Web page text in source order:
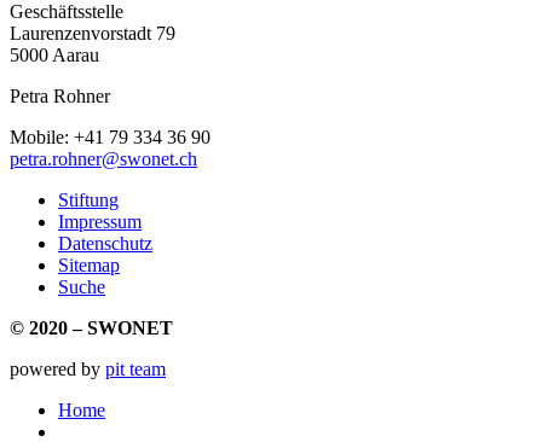
Geschäftsstelle
Laurenzenvorstadt 79
5000 Aarau
Petra Rohner
Mobile: +41 79 334 36 90
petra.rohner@swonet.ch
Stiftung
Impressum
Datenschutz
Sitemap
Suche
© 2020 – SWONET
powered by pit team
Home